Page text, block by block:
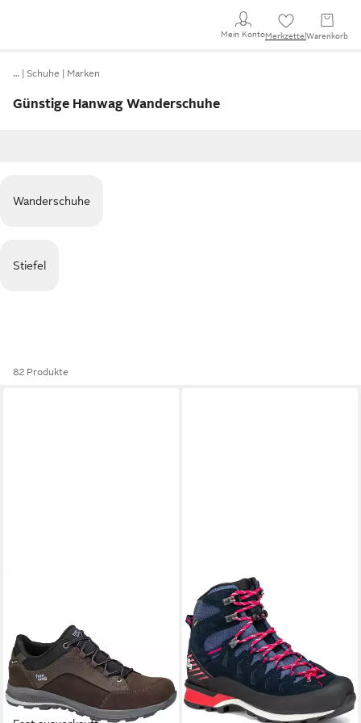
Mein KontoMerkzettel Warenkorb
… Schuhe Marken
Günstige Hanwag Wanderschuhe
Wanderschuhe
Stiefel
82 Produkte